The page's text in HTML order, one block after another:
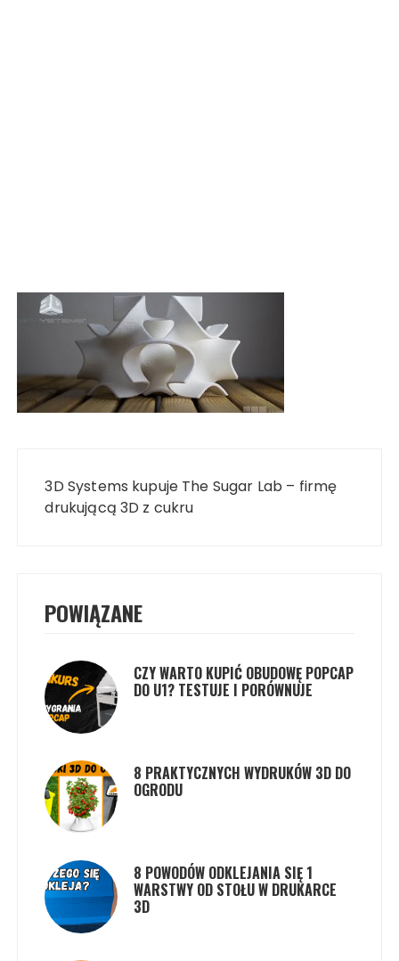
wpisu
3D Systems kupuje The Sugar Lab – firmę
drukującą 3D z cukru
POWIĄZANE
CZY WARTO KUPIĆ OBUDOWĘ POPCAP
DO U1? TESTUJE I PORÓWNUJE
8 PRAKTYCZNYCH WYDRUKÓW 3D DO
OGRODU
8 POWODÓW ODKLEJANIA SIĘ 1
WARSTWY OD STOŁU W DRUKARCE
3D